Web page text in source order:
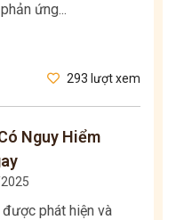
ứng...
293 lượt xem
Nguy Hiểm
phát hiện và